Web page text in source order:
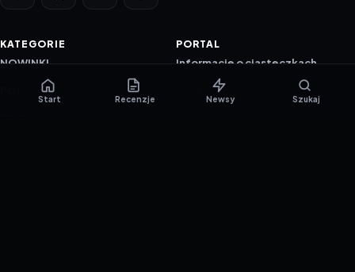
KATEGORIE
NOWINKI
PORADNIKI
PORTAL
Informacje o ciasteczkach
Polityka prywatności
Start Recenzje Newsy Szukaj